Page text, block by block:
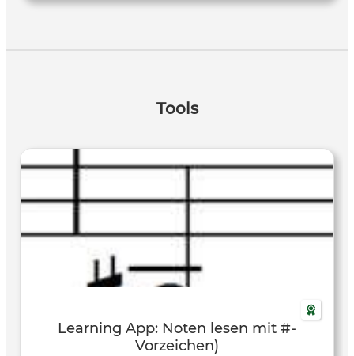
Tools
Learning App: Noten lesen mit #-
Vorzeichen)